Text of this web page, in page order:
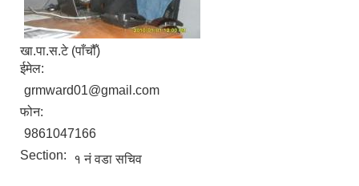
खा.पा.स.टे (पाँचौँ)
ईमेल:
grmward01@gmail.com
फोन:
9861047166
Section:
१ नं वडा सचिव